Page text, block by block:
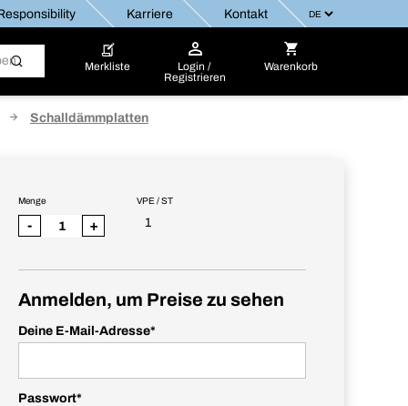
Karriere Kontakt
Merkliste
Login /
Registrieren
Warenkorb
Schalldämmplatten
VPE / ST
1
Menge
- +
Anmelden, um Preise zu sehen
Deine E-Mail-Adresse*
Passwort*